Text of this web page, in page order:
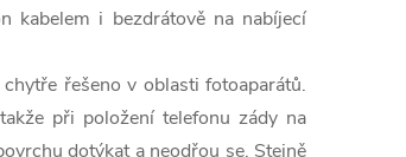
kabelem i bezdrátově na nabíjecí
řešeno v oblasti fotoaparátů.
při položení telefonu zády na
dotýkat a neodřou se. Stejně